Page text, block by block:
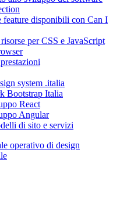
feature disponibili con Can I
per CSS e JavaScript
system .italia
Bootstrap Italia
React
Angular
di sito e servizi
operativo di design